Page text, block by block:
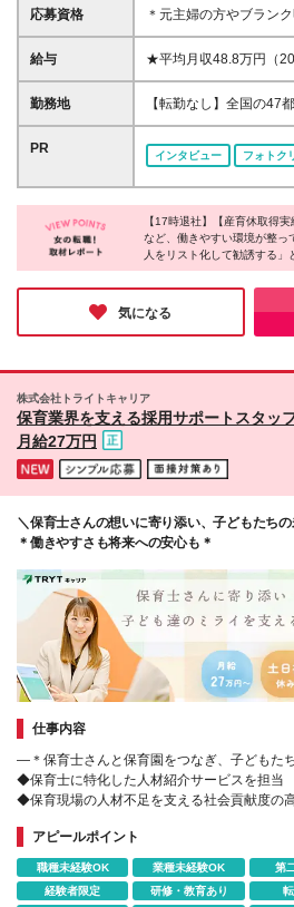
応募資格
＊元主婦の方やブラン
しながら働く方も多数在籍
以上 ◆社会人経験をお持ちの方 - 業界
います！» ◇無理のな
への直行直帰OK！17
業務効率も高められます。 ◇子育てとの両立
収入がほしい …平均月
別途支給しています！ ◇就業ブランクを経て復帰し
たい …3年間の育成期
でいちからサポートし
給与
★平均月収48.8万円（
給＋賞与年2回＋インセン
万円～23万円＋諸手当
※単発的な売上評価だ
与に反映されます。 ◆東京・神奈川・千葉・埼玉・
愛知（一部）・京都・
円以上 ◆静岡（一部）
勤務地
【転勤なし】全国の47
クまたはシェアオフィ
能 *転勤なし *UIターン
考慮 *ご自身の都合で転
も可能 ★リモートワークについて リモートワークの
インフラ（PC・携帯の
しています。当社では
訪問・対面による面談
ており、「ハイブリッ
り、滞在が長くなり遅
す。 子育てに配慮した
東海・北陸：三重/愛知/静
畿：大阪：奈良/京都/兵庫/和
九州・沖縄：福岡/長崎/
縄 (変更の範囲)上記を除
PR
インタビュー フォトク
【17時退社】【産育休取得
など、働きやすい環境が整っ
人をリスト化して勧誘する」
際は知人へのアプローチは一
活躍を後押ししており、女性
無理なく自分らしく働ける仕
っても安心して働き続けられ
気になる
株式会社トライトキャリア
保育業界を支える採用サポートスタッ
月給27万円
＼保育士さんの想いに寄り添い、子どもたち
＊働きやすさも将来への安心も＊
仕事内容
―＊保育士さんと保育園をつなぎ、子どもた
◆保育士に特化した人材紹介サービスを担当
◆保育現場の人材不足を支える社会貢献度の
アピールポイント
職種未経験OK 業種未経験OK 第
経験者限定
研修・教育あり